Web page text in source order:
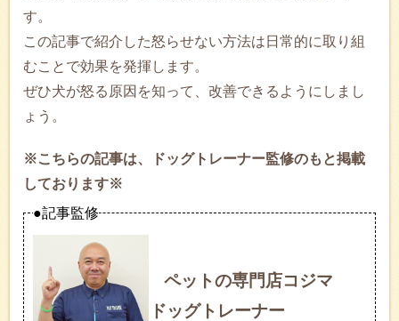
す。
この記事で紹介した怒らせない方法は日常的に取り組
むことで効果を発揮します。
ぜひ犬が怒る原因を知って、改善できるようにしまし
ょう。
※こちらの記事は、ドッグトレーナー監修のもと掲載
しております※
●記事監修
ペットの専門店コジマ
ドッグトレーナー